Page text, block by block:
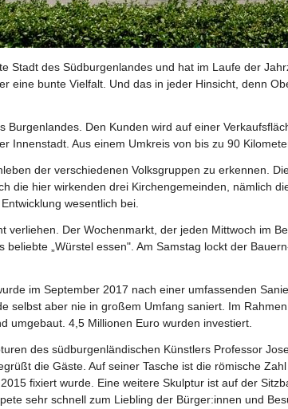
eine bunte Vielfalt. Und das in jeder Hinsicht, denn
Burgenlandes. Den Kunden wird auf einer
Innenstadt. Aus einem Umkreis von bis zu 90
der verschiedenen Volksgruppen zu erkennen.
die hier wirkenden drei Kirchengemeinden, nämlich
wesentlich bei.
verliehen. Der Wochenmarkt, der jeden Mittwoch im
„Würstel essen". Am Samstag lockt der
im September 2017 nach einer umfassenden
selbst aber nie in großem Umfang saniert. Im
umgebaut. 4,5 Millionen Euro wurden investiert.
des südburgenländischen Künstlers Professor
die Gäste. Auf seiner Tasche ist die römische
fixiert wurde. Eine weitere Skulptur ist auf der
sehr schnell zum Liebling der Bürger:innen und